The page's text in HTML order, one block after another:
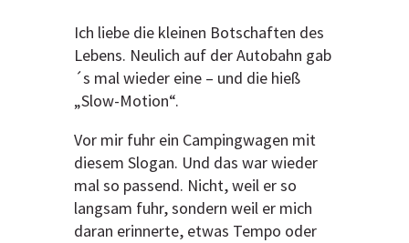
Ich liebe die kleinen Botschaften des
Lebens. Neulich auf der Autobahn gab
´s mal wieder eine – und die hieß
„Slow-Motion“.
Vor mir fuhr ein Campingwagen mit
diesem Slogan. Und das war wieder
mal so passend. Nicht, weil er so
langsam fuhr, sondern weil er mich
daran erinnerte, etwas Tempo oder